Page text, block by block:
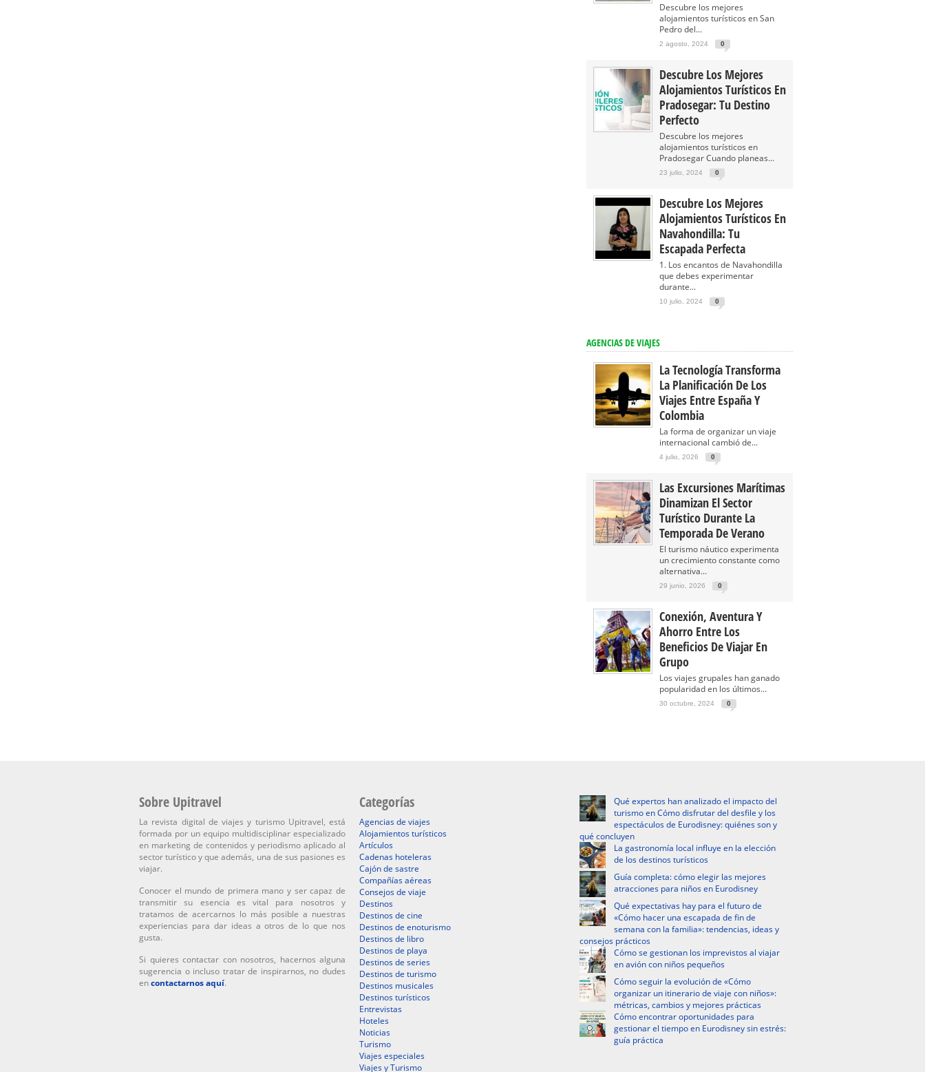
Descubre los mejores
alojamientos turísticos en San
Pedro del...
2 agosto, 2024 0
Descubre Los Mejores
Alojamientos Turísticos En
Pradosegar: Tu Destino
Perfecto
Descubre los mejores
alojamientos turísticos en
Pradosegar Cuando planeas...
23 julio, 2024 0
Descubre Los Mejores
Alojamientos Turísticos En
Navahondilla: Tu
Escapada Perfecta
1. Los encantos de Navahondilla
que debes experimentar
durante...
10 julio, 2024 0
AGENCIAS DE VIAJES
La Tecnología Transforma
La Planificación De Los
Viajes Entre España Y
Colombia
La forma de organizar un viaje
internacional cambió de...
4 julio, 2026 0
Las Excursiones Marítimas
Dinamizan El Sector
Turístico Durante La
Temporada De Verano
El turismo náutico experimenta
un crecimiento constante como
alternativa...
29 junio, 2026 0
Conexión, Aventura Y
Ahorro Entre Los
Beneficios De Viajar En
Grupo
Los viajes grupales han ganado
popularidad en los últimos...
30 octubre, 2024 0
Sobre Upitravel
La revista digital de viajes y turismo Upitravel, está
formada por un equipo multidisciplinar especializado
en marketing de contenidos y periodismo aplicado al
sector turístico y que además, una de sus pasiones es
viajar.
Conocer el mundo de primera mano y ser capaz de
transmitir su esencia es vital para nosotros y
tratamos de acercarnos lo más posible a nuestras
experiencias para dar ideas a otros de lo que nos
gusta.
Si quieres contactar con nosotros, hacernos alguna
sugerencia o incluso tratar de inspirarnos, no dudes
encontactarnos aquí.
Categorías
Agencias de viajes
Alojamientos turísticos
Artículos
Cadenas hoteleras
Cajón de sastre
Compañías aéreas
Consejos de viaje
Destinos
Destinos de cine
Destinos de enoturismo
Destinos de libro
Destinos de playa
Destinos de series
Destinos de turismo
Destinos musicales
Destinos turísticos
Entrevistas
Hoteles
Noticias
Turismo
Viajes especiales
Viajes y Turismo
Qué expertos han analizado el impacto del
turismo en Cómo disfrutar del desfile y los
espectáculos de Eurodisney: quiénes son y
qué concluyen
La gastronomía local influye en la elección
de los destinos turísticos
Guía completa: cómo elegir las mejores
atracciones para niños en Eurodisney
Qué expectativas hay para el futuro de
«Cómo hacer una escapada de fin de
semana con la familia»: tendencias, ideas y
consejos prácticos
Cómo se gestionan los imprevistos al viajar
en avión con niños pequeños
Cómo seguir la evolución de «Cómo
organizar un itinerario de viaje con niños»:
métricas, cambios y mejores prácticas
Cómo encontrar oportunidades para
gestionar el tiempo en Eurodisney sin estrés:
guía práctica